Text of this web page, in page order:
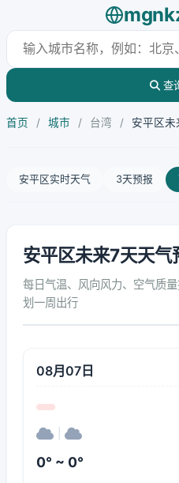
查
首页 / 城市 / 台湾 / 安平区未
安平区实时天气 3天预报
安平区未来7天天气
每日气温、风向风力、空气质
划一周出行
08月07日
0° ~ 0°